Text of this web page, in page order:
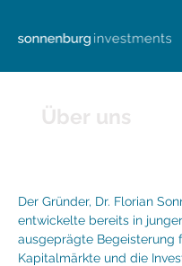
Über uns
Der Gründer, Dr. Florian
entwickelte bereits in
ausgeprägte Begeisterung
Kapitalmärkte und die